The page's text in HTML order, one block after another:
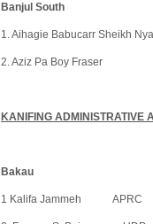
Banjul South
1. Aihagie Babucarr Sheikh
2. Aziz Pa Boy
KANIFING ADMINISTRATIVE
Bakau
1 Kalifa Jammeh